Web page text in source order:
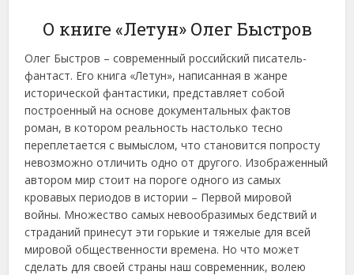
О книге «Летун» Олег Быстров
Олег Быстров – современный российский писатель-
фантаст. Его книга «Летун», написанная в жанре
исторической фантастики, представляет собой
построенный на основе документальных фактов
роман, в котором реальность настолько тесно
переплетается с вымыслом, что становится попросту
невозможно отличить одно от другого. Изображенный
автором мир стоит на пороге одного из самых
кровавых периодов в истории – Первой мировой
войны. Множество самых невообразимых бедствий и
страданий принесут эти горькие и тяжелые для всей
мировой общественности времена. Но что может
сделать для своей страны наш современник, волею